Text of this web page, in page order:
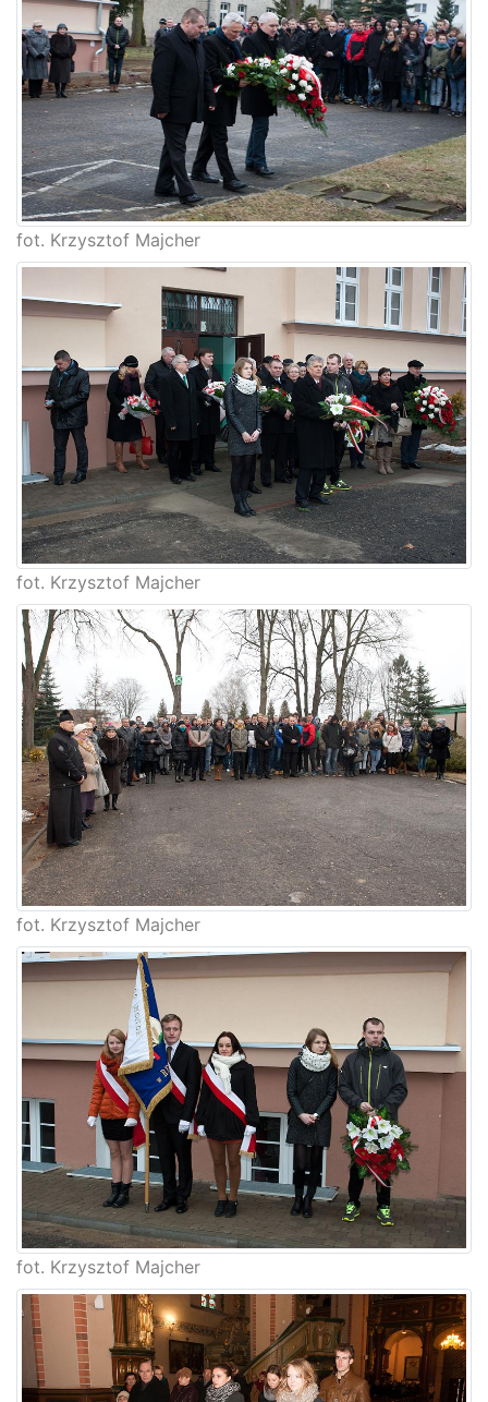
fot. Krzysztof Majcher
fot. Krzysztof Majcher
fot. Krzysztof Majcher
fot. Krzysztof Majcher